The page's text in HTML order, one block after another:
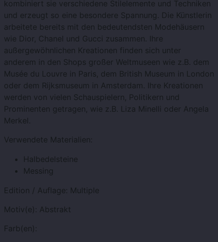
kombiniert sie verschiedene Stilelemente und Techniken
und erzeugt so eine besondere Spannung. Die Künstlerin
arbeitete bereits mit den bedeutendsten Modehäusern
wie Dior, Chanel und Gucci zusammen. Ihre
außergewöhnlichen Kreationen finden sich unter
anderem in den Shops großer Weltmuseen wie z.B. dem
Musée du Louvre in Paris, dem British Museum in London
oder dem Rijksmuseum in Amsterdam. Ihre Kreationen
werden von vielen Schauspielern, Politikern und
Prominenten getragen, wie z.B. Liza Minelli oder Angela
Merkel.
Verwendete Materialien:
Halbedelsteine
Messing
Edition / Auflage: Multiple
Motiv(e): Abstrakt
Farb(en):